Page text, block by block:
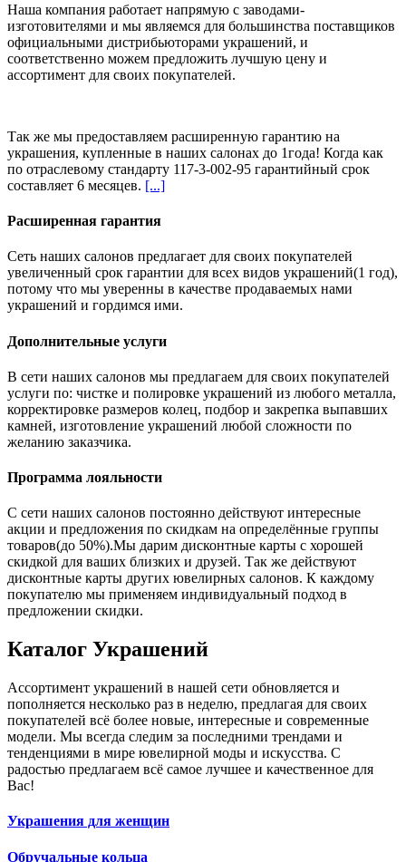
Наша компания работает напрямую с заводами-
изготовителями и мы являемся для большинства поставщиков
официальными дистрибьюторами украшений, и
соответственно можем предложить лучшую цену и
ассортимент для своих покупателей.
Так же мы предоставляем расширенную гарантию на
украшения, купленные в наших салонах до 1года! Когда как
по отраслевому стандарту 117-3-002-95 гарантийный срок
составляет 6 месяцев. [...]
Расширенная гарантия
Сеть наших салонов предлагает для своих покупателей
увеличенный срок гарантии для всех видов украшений(1 год),
потому что мы уверенны в качестве продаваемых нами
украшений и гордимся ими.
Дополнительные услуги
В сети наших салонов мы предлагаем для своих покупателей
услуги по: чистке и полировке украшений из любого металла,
корректировке размеров колец, подбор и закрепка выпавших
камней, изготовление украшений любой сложности по
желанию заказчика.
Программа лояльности
С сети наших салонов постоянно действуют интересные
акции и предложения по скидкам на определённые группы
товаров(до 50%).Мы дарим дисконтные карты с хорошей
скидкой для ваших близких и друзей. Так же действуют
дисконтные карты других ювелирных салонов. К каждому
покупателю мы применяем индивидуальный подход в
предложении скидки.
Каталог Украшений
Ассортимент украшений в нашей сети обновляется и
пополняется несколько раз в неделю, предлагая для своих
покупателей всё более новые, интересные и современные
модели. Мы всегда следим за последними трендами и
тенденциями в мире ювелирной моды и искусства. С
радостью предлагаем всё самое лучшее и качественное для
Вас!
Украшения для женщин
Обручальные кольца